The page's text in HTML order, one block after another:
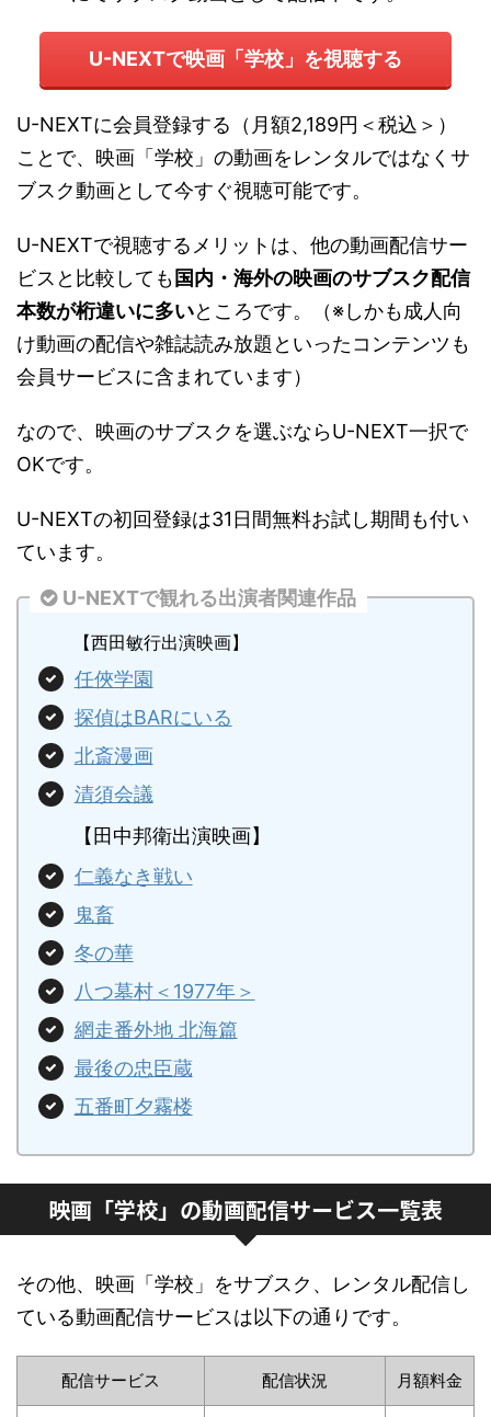
U-NEXTで映画「学校」を視聴する
U-NEXTに会員登録する（月額2,189円＜税込＞）
ことで、映画「学校」の動画をレンタルではなくサ
ブスク動画として今すぐ視聴可能です。
U-NEXTで視聴するメリットは、他の動画配信サー
ビスと比較しても 国内・海外の映画のサブスク配信
本数が桁違いに多いところです。（※しかも成人向
け動画の配信や雑誌読み放題といったコンテンツも
会員サービスに含まれています）
なので、映画のサブスクを選ぶならU-NEXT一択で
OKです。
U-NEXTの初回登録は31日間無料お試し期間も付い
ています。
U-NEXTで観れる出演者関連作品
【西田敏行出演映画】
任俠学園
探偵はBARにいる
北斎漫画
清須会議
【田中邦衛出演映画】
仁義なき戦い
鬼畜
冬の華
八つ墓村＜1977年＞
網走番外地 北海篇
最後の忠臣蔵
五番町夕霧楼
映画「学校」の動画配信サービス一覧表
その他、映画「学校」をサブスク、レンタル配信し
ている動画配信サービスは以下の通りです。
配信サービス 配信状況 月額料金